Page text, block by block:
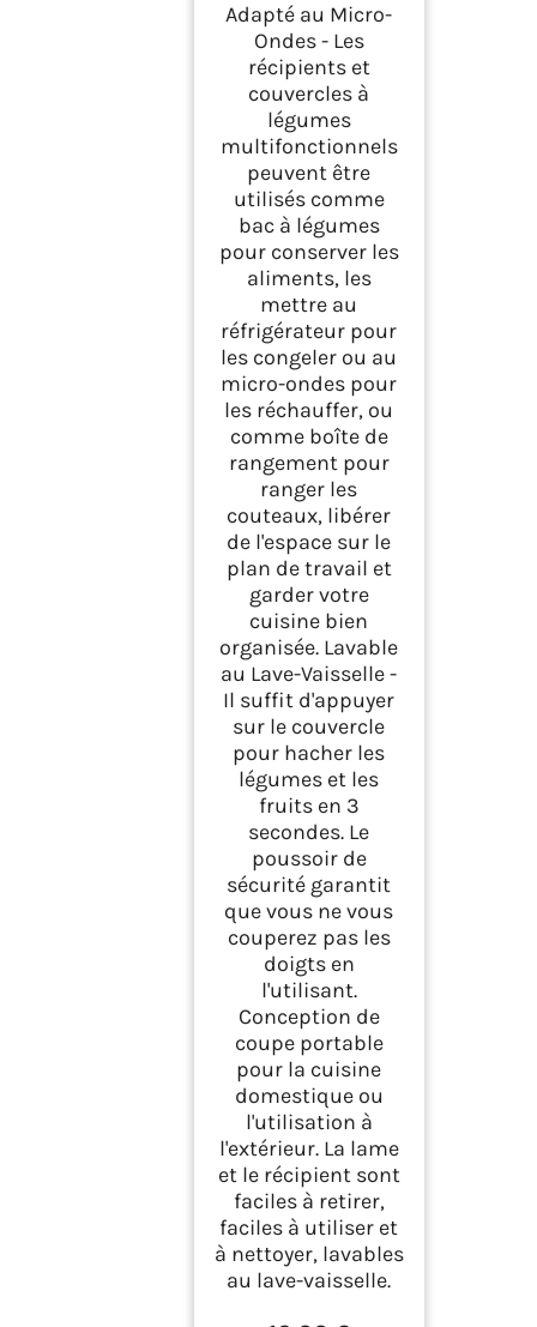
Adapté au Micro-
Ondes - Les
récipients et
couvercles à
légumes
multifonctionnels
peuvent être
utilisés comme
bac à légumes
pour conserver les
aliments, les
mettre au
réfrigérateur pour
les congeler ou au
micro-ondes pour
les réchauffer, ou
comme boîte de
rangement pour
ranger les
couteaux, libérer
de l'espace sur le
plan de travail et
garder votre
cuisine bien
organisée. Lavable
au Lave-Vaisselle -
Il suffit d'appuyer
sur le couvercle
pour hacher les
légumes et les
fruits en 3
secondes. Le
poussoir de
sécurité garantit
que vous ne vous
couperez pas les
doigts en
l'utilisant.
Conception de
coupe portable
pour la cuisine
domestique ou
l'utilisation à
l'extérieur. La lame
et le récipient sont
faciles à retirer,
faciles à utiliser et
à nettoyer, lavables
au lave-vaisselle.